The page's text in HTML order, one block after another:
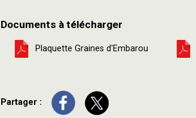
Documents à télécharger
Plaquette Graines d'Embarou
Partager :